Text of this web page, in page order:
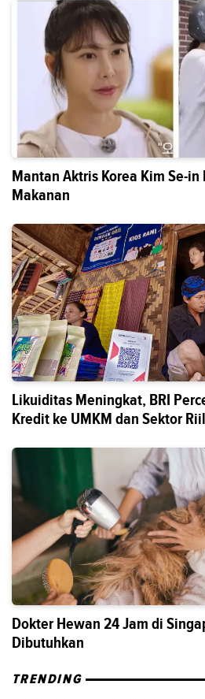
Mantan Aktris Korea Kim Se-
Makanan
Likuiditas Meningkat, BRI
Kredit ke UMKM dan Sektor Riil
Dokter Hewan 24 Jam di
Dibutuhkan
TRENDING